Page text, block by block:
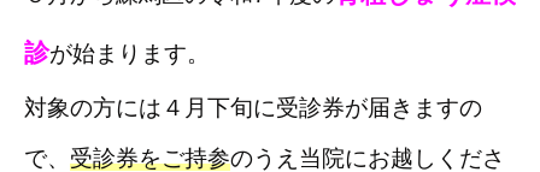
診が始まります。
対象の方には４月下旬に受診券が届きますの
で、 受診券をご持参のうえ当院にお越しくださ